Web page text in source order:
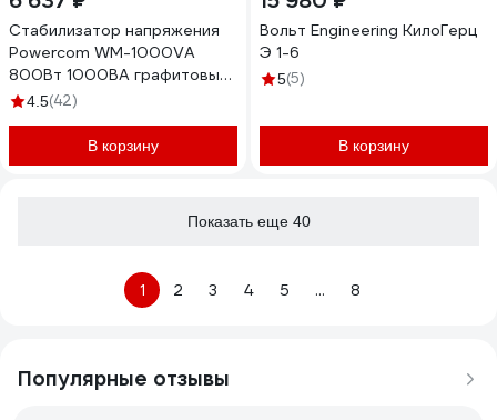
Стабилизатор напряжения
Powercom WM-1000VA
800Вт 1000ВА графитовый
1928730
4.5(42)
В корзину
Вольт Engineering КилоГерц
Э 1-6
5(5)
В корзину
Показать еще 40
1 2 3 4 5 ... 8
Популярные отзывы